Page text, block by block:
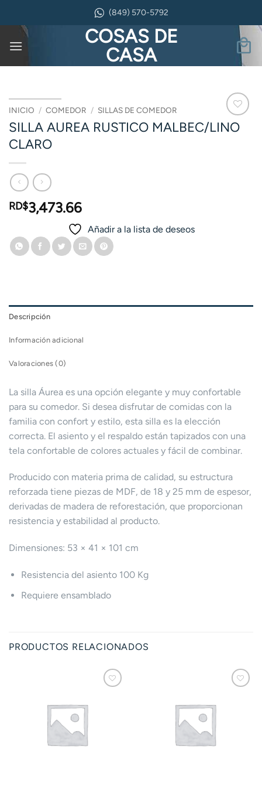
contenido
(849) 570-5792
COSAS DE
CASA
INICIO / COMEDOR / SILLAS DE COMEDOR
SILLA AUREA RUSTICO MALBEC/LINO
CLARO
RD$3,473.66
Añadir a la lista de deseos
Descripción
Información adicional
Valoraciones (0)
La silla Áurea es una opción elegante y muy confortable
para su comedor. Si desea disfrutar de comidas con la
familia con confort y estilo, esta silla es la elección
correcta. El asiento y el respaldo están tapizados con una
tela confortable de colores actuales y fácil de combinar.
Producido con materia prima de calidad, su estructura
reforzada tiene piezas de MDF, de 18 y 25 mm de espesor,
derivadas de madera de reforestación, que proporcionan
resistencia y estabilidad al producto.
Dimensiones: 53 × 41 × 101 cm
Resistencia del asiento 100 Kg
Requiere ensamblado
PRODUCTOS RELACIONADOS